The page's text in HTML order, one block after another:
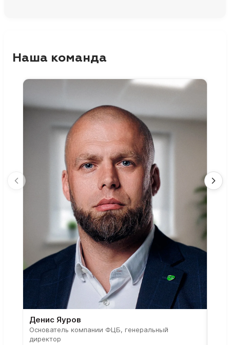
Наша команда
Денис Яуров
Основатель компании ФЦБ, генеральный
директор